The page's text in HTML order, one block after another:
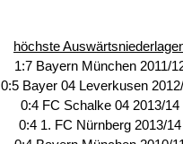
höchste
1:7 Bayern München 2011/
0:5 Bayer 04 Leverkusen
0:4 FC Schalke 04 2013/14
0:4 1. FC Nürnberg 2013/14